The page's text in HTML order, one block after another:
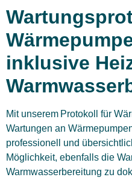
inklusive
Mit unserem Protokoll für
Wartungen an
professionell und
Möglichkeit, ebenfalls die
Warmwasserbereitung zu